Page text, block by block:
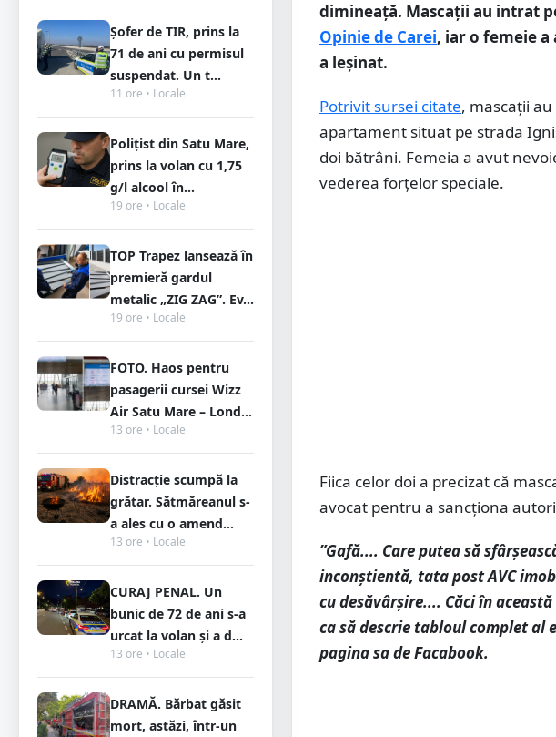
Șofer de TIR, prins la
71 de ani cu permisul
suspendat. Un t...
11 ore • Locale
Polițist din Satu Mare,
prins la volan cu 1,75
g/l alcool în...
19 ore • Locale
TOP Trapez lansează în
premieră gardul
metalic „ZIG ZAG”. Ev...
19 ore • Locale
FOTO. Haos pentru
pasagerii cursei Wizz
Air Satu Mare – Lond...
13 ore • Locale
Distracție scumpă la
grătar. Sătmăreanul s-
a ales cu o amend...
13 ore • Locale
CURAJ PENAL. Un
bunic de 72 de ani s-a
urcat la volan și a d...
13 ore • Locale
DRAMĂ. Bărbat găsit
mort, astăzi, într-un
dimineață. Mascații au intrat
Opinie de Carei, iar o femeie
a leșinat.
Potrivit sursei citate, mascații
apartament situat pe strada
doi bătrâni. Femeia a avut
vederea forțelor speciale.
Fiica celor doi a precizat că
avocat pentru a sancționa
”Gafă.... Care putea să
inconștientă, tata post AVC
cu desăvârșire.... Căci în
ca să descrie tabloul complet al
pagina sa de Facabook.